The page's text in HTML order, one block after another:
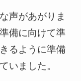
声があがりま
備に向けて準
るように準備
いました。